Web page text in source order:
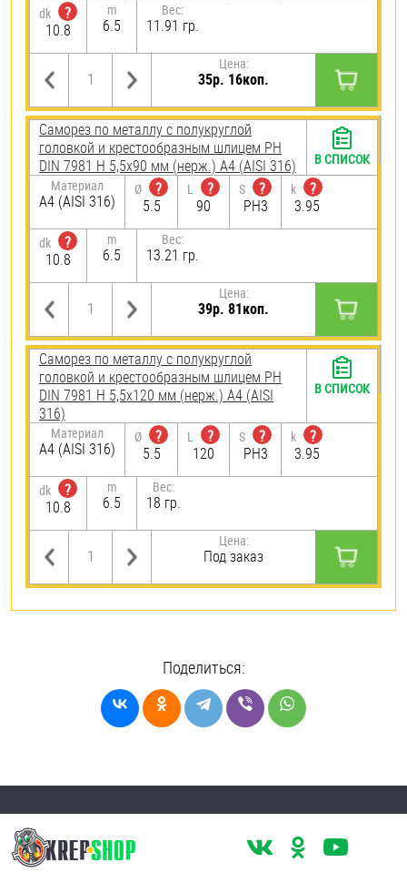
dk
?
10.8
m
6.5
Вес:
11.91 гр.
Цена:
35р. 16коп.
Саморез по металлу с полукруглой
головкой и крестообразным шлицем PH
DIN 7981 H 5,5х90 мм (нерж.) A4 (AISI 316)
Материал
A4 (AISI 316)
Ø
?
5.5
L
?
90
S
?
PH3
k
?
3.95
dk
?
10.8
m
6.5
Вес:
13.21 гр.
Цена:
39р. 81коп.
В СПИСОК
Саморез по металлу с полукруглой
головкой и крестообразным шлицем PH
DIN 7981 H 5,5х120 мм (нерж.) A4 (AISI
316)
Материал
A4 (AISI 316)
Ø
?
5.5
L
?
120
S
?
PH3
k
?
3.95
dk
?
10.8
m
6.5
Вес:
18 гр.
Цена:
Под заказ
В СПИСОК
Поделиться: